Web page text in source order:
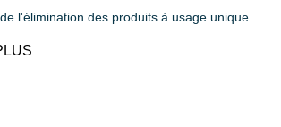
l'élimination des produits à usage unique.